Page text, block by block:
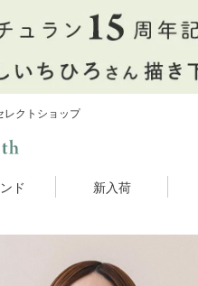
レクトショップ
ド 新入荷